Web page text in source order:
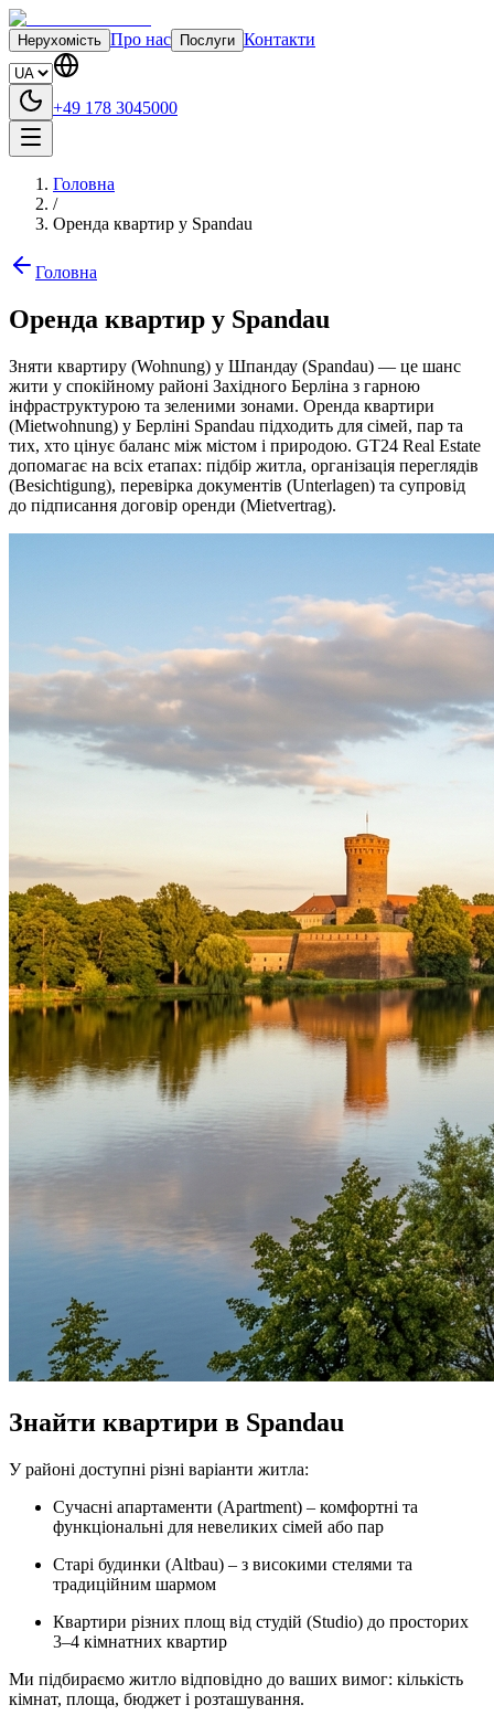
Нерухомість Про нас Послуги Контакти
+49 178 3045000
Головна
/
Оренда квартир у Spandau
Головна
Оренда квартир у Spandau
Зняти квартиру (Wohnung) у Шпандау (Spandau) — це шанс
жити у спокійному районі Західного Берліна з гарною
інфраструктурою та зеленими зонами. Оренда квартири
(Mietwohnung) у Берліні Spandau підходить для сімей, пар та
тих, хто цінує баланс між містом і природою. GT24 Real Estate
допомагає на всіх етапах: підбір житла, організація переглядів
(Besichtigung), перевірка документів (Unterlagen) та супровід
до підписання договір оренди (Mietvertrag).
Знайти квартири в Spandau
У районі доступні різні варіанти житла:
Сучасні апартаменти (Apartment) – комфортні та
функціональні для невеликих сімей або пар
Старі будинки (Altbau) – з високими стелями та
традиційним шармом
Квартири різних площ від студій (Studio) до просторих
3–4 кімнатних квартир
Ми підбираємо житло відповідно до ваших вимог: кількість
кімнат, площа, бюджет і розташування.